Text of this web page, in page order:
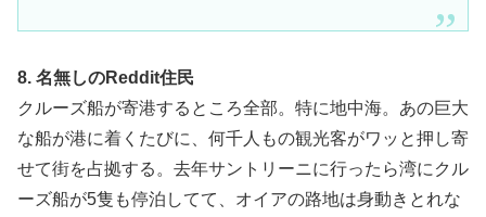
8. 名無しのReddit住民
クルーズ船が寄港するところ全部。特に地中海。あの巨大
な船が港に着くたびに、何千人もの観光客がワッと押し寄
せて街を占拠する。去年サントリーニに行ったら湾にクル
ーズ船が5隻も停泊してて、オイアの路地は身動きとれな